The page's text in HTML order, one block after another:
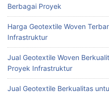
Berbagai Proyek
Harga Geotextile Woven
Infrastruktur
Jual Geotextile Woven
Proyek Infrastruktur
Jual Geotextile Berkualitas